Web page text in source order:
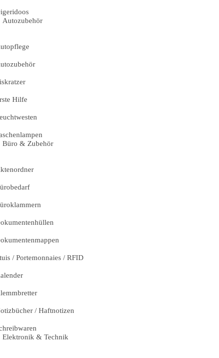
Autozubehör
Hilfe
Büro & Zubehör
/ Portemonnaies / RFID
/ Haftnotizen
Elektronik & Technik